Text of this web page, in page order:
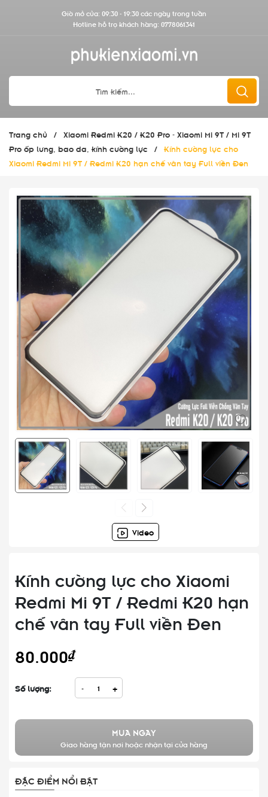
Giờ mở cửa: 09:30 - 19:30 các ngày trong tuần
Hotline hỗ trợ khách hàng: 0778061341
Trang chủ / Xiaomi Redmi K20 / K20 Pro - Xiaomi Mi 9T / Mi 9T
Pro ốp lưng, bao da, kính cường lực
/ Kính cường lực cho
Xiaomi Redmi Mi 9T / Redmi K20 hạn chế vân tay Full viền Đen
Video
Kính cường lực cho Xiaomi
Redmi Mi 9T / Redmi K20 hạn
chế vân tay Full viền Đen
80.000₫
Số lượng: - +
MUA NGAY
Giao hàng tận nơi hoặc nhận tại cửa hàng
ĐẶC ĐIỂM NỔI BẬT